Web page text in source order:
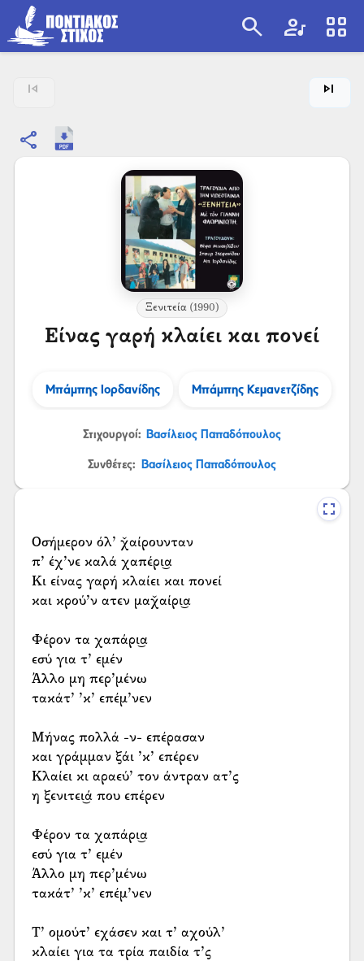
search artist view_cozy
skip_previous skip_next
share
Ξενιτεία(1990)
Είνας γαρή κλαίει και πονεί
Μπάμπης Ιορδανίδης Μπάμπης Κεμανετζίδης
Στιχουργοί: Βασίλειος Παπαδόπουλος
Συνθέτες: Βασίλειος Παπαδόπουλος
Οσήμερον όλ’ χ̌αίρουνταν
π’ έχ’νε καλά χαπέρι͜α
Κι είνας γαρή κλαίει και πονεί
και κρού’ν ατεν μαχ̌αίρι͜α
Φέρον τα χαπάρι͜α
εσύ για τ’ εμέν
Άλλο μη περ’μένω
τακάτ’ ’κ’ επέμ’νεν
Μήνας πολλά -ν- επέρασαν
και γράμμαν ξάι ’κ’ επέρεν
Κλαίει κι αραεύ’ τον άντραν ατ’ς
η ξενιτει͜ά που επέρεν
Φέρον τα χαπάρι͜α
εσύ για τ’ εμέν
Άλλο μη περ’μένω
τακάτ’ ’κ’ επέμ’νεν
Τ’ ομούτ’ εχάσεν και τ’ αχούλ’
κλαίει για τα τρία παιδία τ’ς